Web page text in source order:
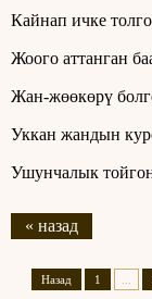
Кайнап ичке
Жоого аттанган
Жан-жөөкөрү
Уккан жандын
Ушунчалык
« назад
Назад 1